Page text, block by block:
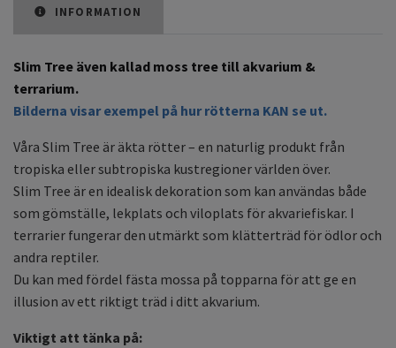
INFORMATION
Slim Tree även kallad moss tree till akvarium &
terrarium.
Bilderna visar exempel på hur rötterna KAN se ut.
Våra Slim Tree är äkta rötter – en naturlig produkt från
tropiska eller subtropiska kustregioner världen över.
Slim Tree är en idealisk dekoration som kan användas både
som gömställe, lekplats och viloplats för akvariefiskar. I
terrarier fungerar den utmärkt som klätterträd för ödlor och
andra reptiler.
Du kan med fördel fästa mossa på topparna för att ge en
illusion av ett riktigt träd i ditt akvarium.
Viktigt att tänka på: